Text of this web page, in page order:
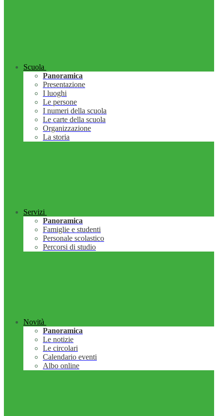
Scuola
Panoramica
Presentazione
I luoghi
Le persone
I numeri della scuola
Le carte della scuola
Organizzazione
La storia
Servizi
Panoramica
Famiglie e studenti
Personale scolastico
Percorsi di studio
Novità
Panoramica
Le notizie
Le circolari
Calendario eventi
Albo online